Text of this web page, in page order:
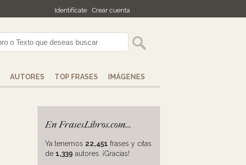
Identifícate Crear cuenta
AUTORES TOP FRASES IMÁGENES
En FrasesLibros.com...
Ya tenemos 22,451 frases y citas
de 1,339 autores. ¡Gracias!